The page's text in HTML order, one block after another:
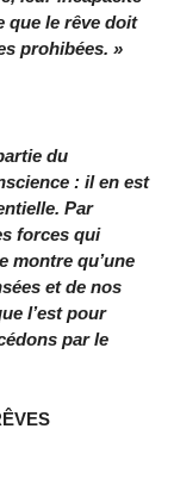
que le rêve doit
prohibées. »
du
: il en est
Par
forces qui
montre qu’une
et de nos
l’est pour
par le